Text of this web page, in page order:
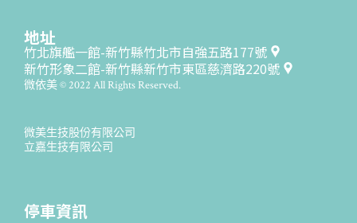
地址
竹北旗艦一館-新竹縣竹北市自強五路177號
新竹形象二館-新竹縣新竹市東區慈濟路220號
微依美 © 2022 All Rights Reserved.
微美生技股份有限公司
立嘉生技有限公司
停車資訊